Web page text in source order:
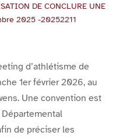
DE CONCLURE UNE
2025 -20252211
d’athlétisme de
1er février 2026, au
Une convention est
de préciser les